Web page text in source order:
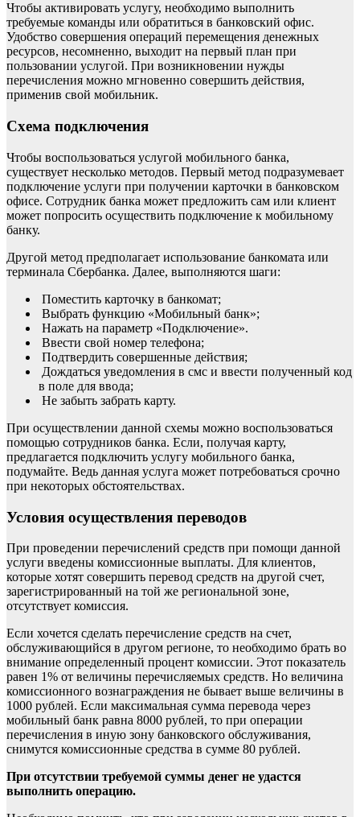
Чтобы активировать услугу, необходимо выполнить
требуемые команды или обратиться в банковский офис.
Удобство совершения операций перемещения денежных
ресурсов, несомненно, выходит на первый план при
пользовании услугой. При возникновении нужды
перечисления можно мгновенно совершить действия,
применив свой мобильник.
Схема подключения
Чтобы воспользоваться услугой мобильного банка,
существует несколько методов. Первый метод подразумевает
подключение услуги при получении карточки в банковском
офисе. Сотрудник банка может предложить сам или клиент
может попросить осуществить подключение к мобильному
банку.
Другой метод предполагает использование банкомата или
терминала Сбербанка. Далее, выполняются шаги:
Поместить карточку в банкомат;
Выбрать функцию «Мобильный банк»;
Нажать на параметр «Подключение».
Ввести свой номер телефона;
Подтвердить совершенные действия;
Дождаться уведомления в смс и ввести полученный код
в поле для ввода;
Не забыть забрать карту.
При осуществлении данной схемы можно воспользоваться
помощью сотрудников банка. Если, получая карту,
предлагается подключить услугу мобильного банка,
подумайте. Ведь данная услуга может потребоваться срочно
при некоторых обстоятельствах.
Условия осуществления переводов
При проведении перечислений средств при помощи данной
услуги введены комиссионные выплаты. Для клиентов,
которые хотят совершить перевод средств на другой счет,
зарегистрированный на той же региональной зоне,
отсутствует комиссия.
Если хочется сделать перечисление средств на счет,
обслуживающийся в другом регионе, то необходимо брать во
внимание определенный процент комиссии. Этот показатель
равен 1% от величины перечисляемых средств. Но величина
комиссионного вознаграждения не бывает выше величины в
1000 рублей. Если максимальная сумма перевода через
мобильный банк равна 8000 рублей, то при операции
перечисления в иную зону банковского обслуживания,
снимутся комиссионные средства в сумме 80 рублей.
При отсутствии требуемой суммы денег не удастся
выполнить операцию.